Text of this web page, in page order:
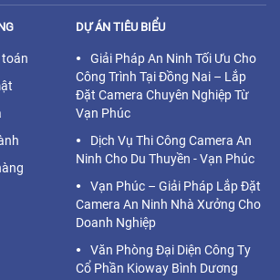
DỰ ÁN TIÊU BIỂU
Giải Pháp An Ninh Tối Ưu Cho
Công Trình Tại Đồng Nai – Lắp
Đặt Camera Chuyên Nghiệp Từ
Vạn Phúc
Dịch Vụ Thi Công Camera An
Ninh Cho Du Thuyền - Vạn Phúc
Vạn Phúc – Giải Pháp Lắp Đặt
Camera An Ninh Nhà Xưởng Cho
Doanh Nghiệp
Văn Phòng Đại Diện Công Ty
Cổ Phần Kioway Bình Dương